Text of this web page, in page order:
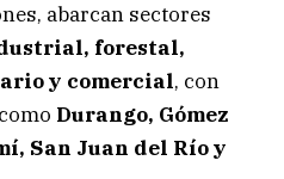
abarcan sectores
forestal,
y comercial, con
Durango, Gómez
San Juan del Río y